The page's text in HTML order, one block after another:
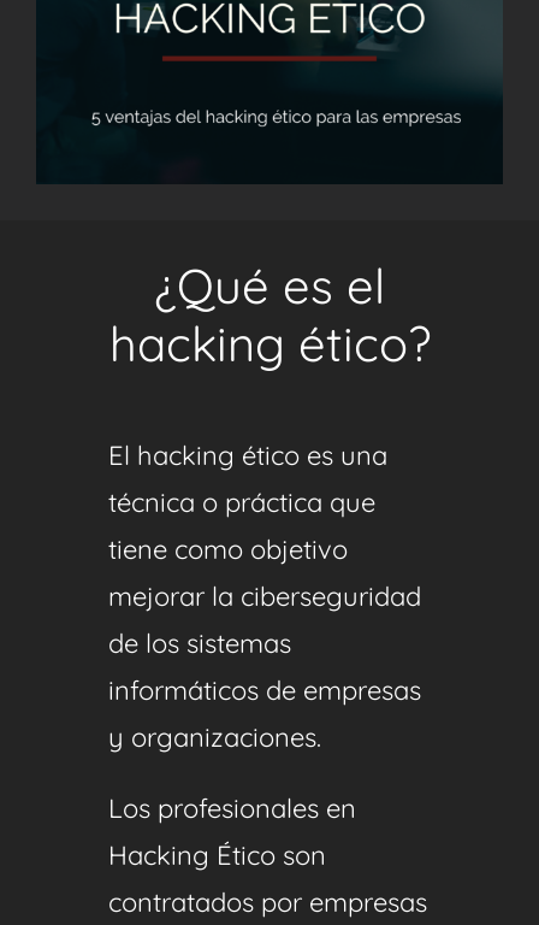
¿Qué es el
hacking ético?
El hacking ético es una
técnica o práctica que
tiene como objetivo
mejorar la ciberseguridad
de los sistemas
informáticos de empresas
y organizaciones.
Los profesionales en
Hacking Éticoson
contratados por empresas